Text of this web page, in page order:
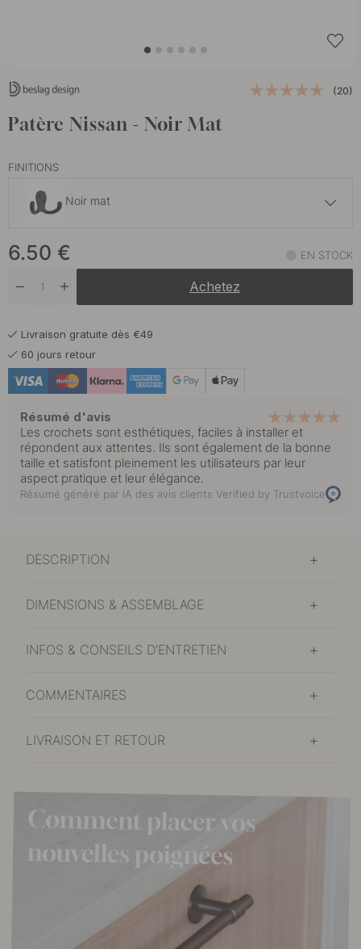
(20)
Patère Nissan - Noir Mat
FINITIONS
Noir mat
Chrome brossé En stock
En stock
Laiton poli
6.50 € EN STOCK
Achetez
Livraison gratuite dès €49
60 jours retour
Résumé d'avis
Les crochets sont esthétiques, faciles à installer et
répondent aux attentes. Ils sont également de la bonne
taille et satisfont pleinement les utilisateurs par leur
aspect pratique et leur élégance.
Résumé généré par IA des avis clients Verified by Trustvoice
DESCRIPTION
DIMENSIONS & ASSEMBLAGE
INFOS & CONSEILS D'ENTRETIEN
COMMENTAIRES
LIVRAISON ET RETOUR